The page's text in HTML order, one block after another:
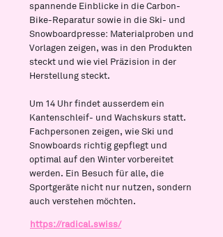
spannende Einblicke in die Carbon-
Bike-Reparatur sowie in die Ski- und
Snowboardpresse: Materialproben und
Vorlagen zeigen, was in den Produkten
steckt und wie viel Präzision in der
Herstellung steckt.
Um 14 Uhr findet ausserdem ein
Kantenschleif- und Wachskurs statt.
Fachpersonen zeigen, wie Ski und
Snowboards richtig gepflegt und
optimal auf den Winter vorbereitet
werden. Ein Besuch für alle, die
Sportgeräte nicht nur nutzen, sondern
auch verstehen möchten.
https://radical.swiss/